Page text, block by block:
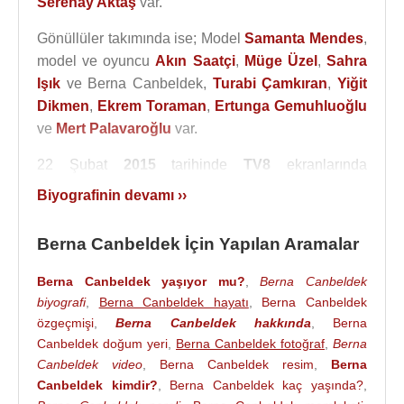
Gönüllüler takımında ise; ModelSamanta Mendes,
model ve oyuncuAkın Saatçi, Müge Üzel ,Sahra
Işık ve Berna Canbeldek, Turabi Çamkıran,Yiğit
Dikmen, Ekrem Toraman, Ertunga Gemuhluoğlu
ve Mert Palavaroğlu var.
22 Şubat 2015 tarihindeTV8 ekranlarında
başlayacak olan “
Hasan Yalnızoğlu
Nadya Zagli,Ece Begüm Yücetan , Doğukan
Manço
,Bozok Gören, Özlem Çalın ,Duygu
Çetinkaya,Taner Özdeş, Almeda Abazi ,Serenay
Aktaş,Berna Canbeldek,Seda Aktuğlu
Hakan
Hatipoğlu,Merve Aydın,Sahra Işık, Fulya Keskin
katılacak.
Biyografinin devamı ››
Berna Canbeldek İçin Yapılan Aramalar
Berna Canbeldek yaşıyor mu? ,Berna Canbeldek
biyografi, Berna Canbeldek hayatı
Berna Canbeldek
özgeçmişi ,Berna Canbeldek hakkında
Berna
Canbeldek doğum yeri
Berna Canbeldek fotoğraf Berna
Canbeldek video
Berna Canbeldek resim
Berna
Canbeldek kimdir?
Berna Canbeldek kaç yaşında?